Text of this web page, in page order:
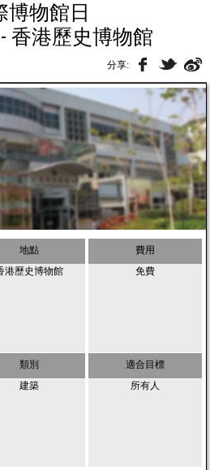
博物館日
香港歷史博物館
分享:
地點
港歷史博物館
費用
免費
類別
建築
適合目標
所有人